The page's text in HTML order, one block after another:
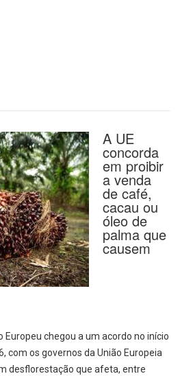
A UE
concorda
em proibir
a venda
de café,
cacau ou
óleo de
palma que
causem
Europeu chegou a um acordo no início
com os governos da União Europeia
desflorestação que afeta, entre